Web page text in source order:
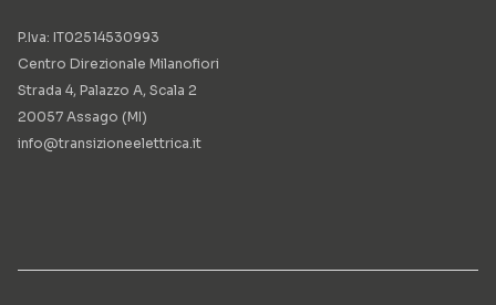
P.Iva: IT02514530993
Centro Direzionale Milanofiori
Strada 4, Palazzo A, Scala 2
20057 Assago (MI)
info@transizioneelettrica.it